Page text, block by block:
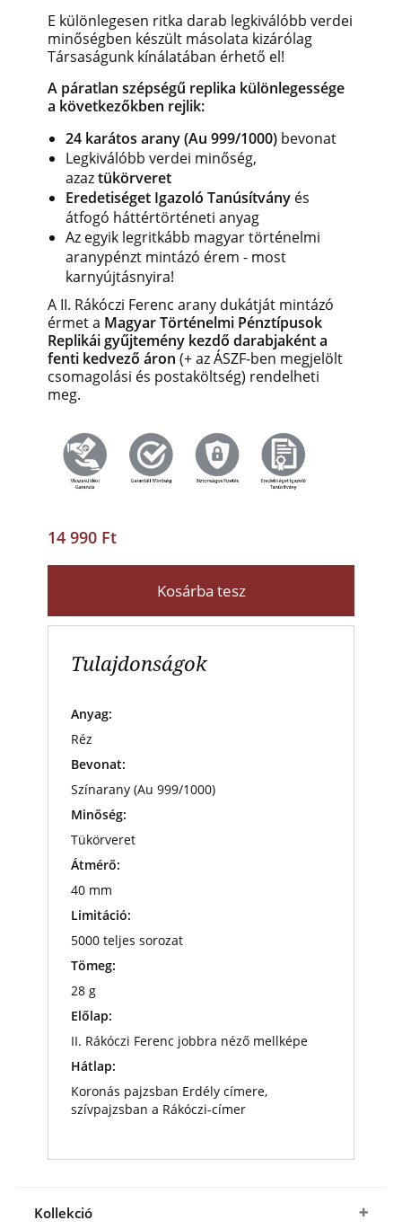
E különlegesen ritka darab legkiválóbb verdei
minőségben készült másolata kizárólag
Társaságunk kínálatában érhető el!
A páratlan szépségű replika különlegessége
a következőkben rejlik:
24 karátos arany (Au 999/1000) bevonat
Legkiválóbb verdei minőség,
azaztükörveret
Eredetiséget Igazoló Tanúsítvány és
átfogó háttértörténeti anyag
Az egyik legritkább magyar történelmi
aranypénzt mintázó érem - most
karnyújtásnyira!
A II. Rákóczi Ferenc arany dukátját mintázó
érmet a Magyar Történelmi Pénztípusok
Replikái gyűjtemény kezdő darabjakénta
fenti kedvező áron (+ az ÁSZF-ben megjelölt
csomagolási és postaköltség) rendelheti
meg.
14 990 Ft
Kosárba tesz
Tulajdonságok
Anyag:
Réz
Bevonat:
Színarany (Au 999/1000)
Minőség:
Tükörveret
Átmérő:
40 mm
Limitáció:
5000 teljes sorozat
Tömeg:
28 g
Előlap:
II. Rákóczi Ferenc jobbra néző mellképe
Hátlap:
Koronás pajzsban Erdély címere,
szívpajzsban a Rákóczi-címer
Kollekció